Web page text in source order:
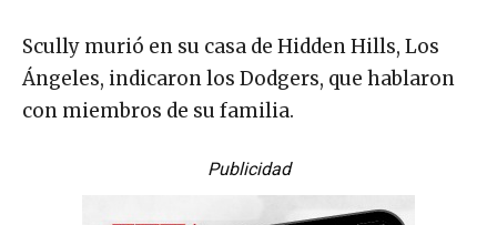
Scully murió en su casa de Hidden Hills, Los
Ángeles, indicaron los Dodgers, que hablaron
con miembros de su familia.
Publicidad